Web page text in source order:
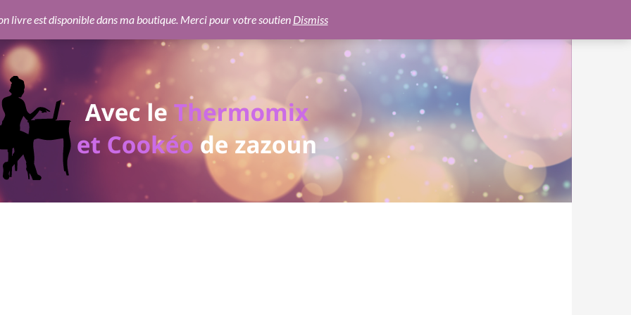
livre est disponible dans ma boutique. Merci pour votre soutien Dismiss